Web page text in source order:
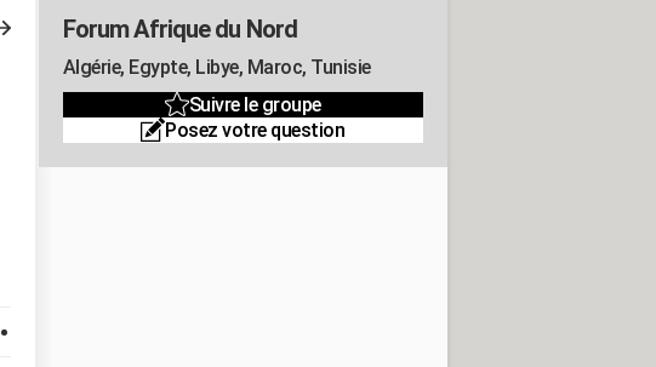
Forum Afrique du Nord
Algérie, Egypte, Libye, Maroc, Tunisie
Suivre le groupe
Posez votre question